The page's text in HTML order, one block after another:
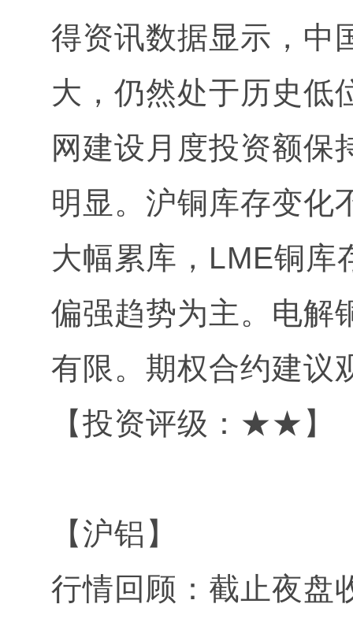
得资讯数据显示，中
大，仍然处于历史低
网建设月度投资额保
明显。沪铜库存变化
大幅累库，LME铜库
偏强趋势为主。电解
有限。期权合约建议
【投资评级：★★】
【沪铝】
行情回顾：截止夜盘